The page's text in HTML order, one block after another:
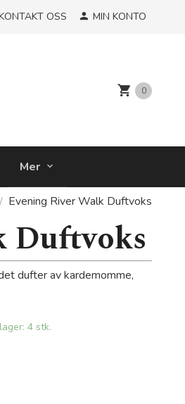
OSS MIN KONTO
0
Mer
Evening River Walk Duftvoks
Duftvoks
dufter av kardemomme,
4 stk.